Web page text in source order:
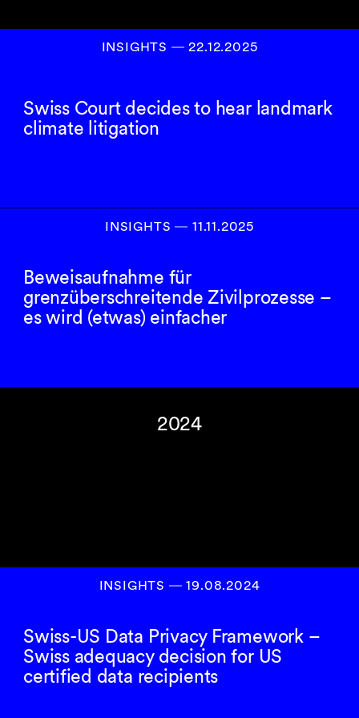
INSIGHTS ― 22.12.2025
Swiss Court decides to hear landmark
climate litigation
INSIGHTS― 11.11.2025
Beweisaufnahme für
grenzüberschreitende Zivilprozesse –
es wird (etwas) einfacher
2024
INSIGHTS ― 19.08.2024
Swiss-US Data Privacy Framework –
Swiss adequacy decision for US
certified data recipients